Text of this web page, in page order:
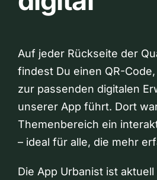
Auf jeder Rückseite der
findest Du einen QR-
zur passenden digitalen
unserer App führt. Dort
Themenbereich ein
– ideal für alle, die mehr
Die App Urbanist ist